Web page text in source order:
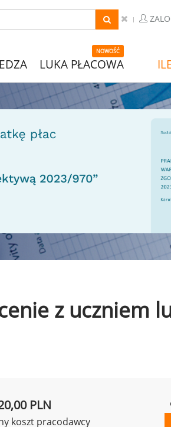
NOWOŚĆ
LUKA PŁACOWA
z uczniem
PLN
koszt pracodawcy